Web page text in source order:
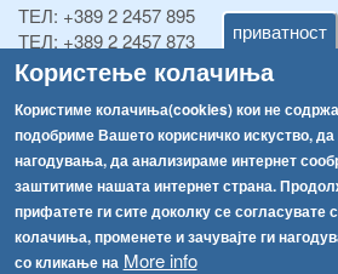
приватност
Користење колачиња
Користиме колачиња(cookies) кои не
подобриме Вашето корисничко искуство,
нагодувања, да анализираме интернет
заштитиме нашата интернет страна.
прифатете ги сите доколку се согласувате
колачиња, променете и зачувајте ги
со кликање на More info
ТЕЛ: +389 2 2457 895
ТЕЛ: +389 2 2457 873
Факс:+389 2 2457 893
Факс:
info@fva.gov.mk
[АХВ-претходна страна]
Соопштенија
Република Бугарија ги засили официјалните контроли при увоз на свежо овошје и зеленчук
Навигација
Архива